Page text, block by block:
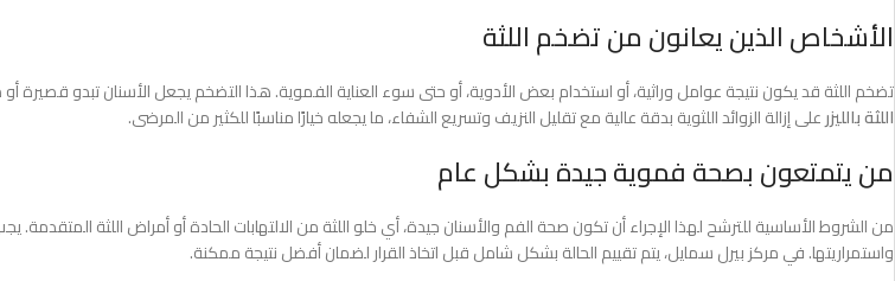
الأشخاص الذين يعانون من تضخم اللثة
تضخم اللثة قد يكون نتيجة عوامل وراثية، أو استخدام بعض الأدوية، أو حتى سوء العناية الفموية. هذا التضخم يجعل الأسنان تبدو قصيرة
اللثة بالليزرعلى إزالة الزوائد اللثوية بدقة عالية مع تقليل النزيف وتسريع الشفاء، ما يجعله خيارًا مناسبًا للكثير من المرضى.
من يتمتعون بصحة فموية جيدة بشكل عام
من الشروط الأساسية للترشح لهذا الإجراء أن تكون صحة الفم والأسنان جيدة، أي خلو اللثة من الالتهابات الحادة أو أمراض اللثة
واستمراريتها. في مركز بيرل سمايل، يتم تقييم الحالة بشكل شامل قبل اتخاذ القرار لضمان أفضل نتيجة ممكنة.